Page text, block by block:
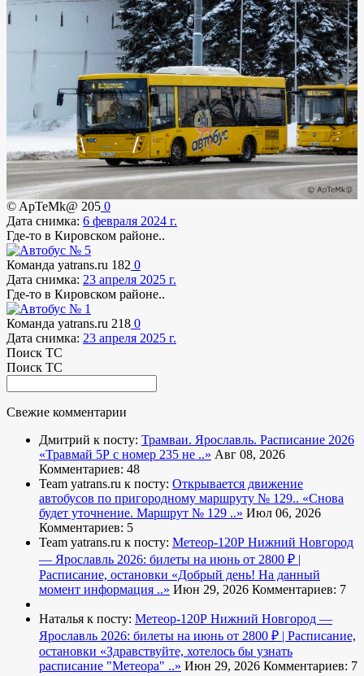
© ApTeMk@ 205 0
Дата снимка: 6 февраля 2024 г.
Где-то в Кировском районе..
Команда yatrans.ru 182 0
Дата снимка: 23 апреля 2025 г.
Где-то в Кировском районе..
Команда yatrans.ru 218 0
Дата снимка: 23 апреля 2025 г.
Поиск ТС
Поиск ТС
Свежие комментарии
Дмитрий к посту: Трамваи. Ярославль. Расписание 2026
«Травмай 5Р с номер 235 не ..» Авг 08, 2026
Комментариев: 48
Team yatrans.ru к посту: Открывается движение
автобусов по пригородному маршруту № 129.. «Снова
будет уточнение. Маршрут № 129 ..» Июл 06, 2026
Комментариев: 5
Team yatrans.ru к посту: Метеор-120Р Нижний Новгород
— Ярославль 2026: билеты на июнь от 2800 ₽ |
Расписание, остановки «Добрый день! На данный
момент информация ..» Июн 29, 2026 Комментариев: 7
Наталья к посту: Метеор-120Р Нижний Новгород —
Ярославль 2026: билеты на июнь от 2800 ₽ | Расписание,
остановки «Здравствуйте, хотелось бы узнать
расписание "Метеора" ..» Июн 29, 2026 Комментариев: 7